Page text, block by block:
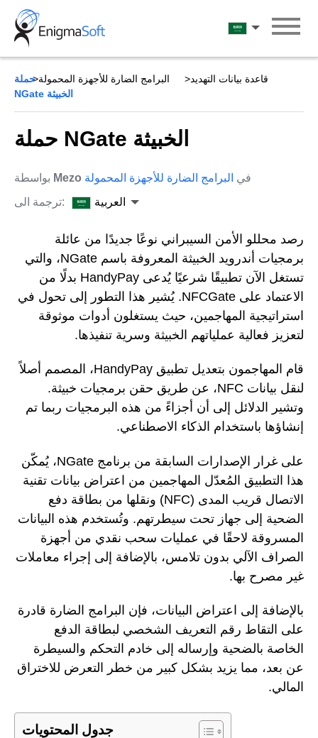
Skip
content
العربية
قاعدة بيانات التهديد البرامج الضارة للأجهزة المحمولة حملة
NGate الخبيثة
حملة NGate الخبيثة
Mezo في البرامج الضارة للأجهزة المحمولة
ترجمة الى:
العربية
رصد محللو الأمن السيبراني نوعًا جديدًا من عائلة
برمجيات أندرويد الخبيثة المعروفة باسم NGate، والتي
تستغل الآن تطبيقًا شرعيًا يُدعى HandyPay بدلًا من
الاعتماد على NFCGate. يُشير هذا التطور إلى تحول في
استراتيجية المهاجمين، حيث يستغلون أدوات موثوقة
لتعزيز فعالية عملياتهم الخبيثة وسرية تنفيذها.
قام المهاجمون بتعديل تطبيق HandyPay، المصمم أصلاً
لنقل بيانات NFC، عن طريق حقن برمجيات خبيثة.
وتشير الدلائل إلى أن أجزاءً من هذه البرمجيات ربما تم
إنشاؤها باستخدام الذكاء الاصطناعي.
على غرار الإصدارات السابقة من برنامج NGate، يُمكّن
هذا التطبيق المُعدّل المهاجمين من اعتراض بيانات تقنية
الاتصال قريب المدى (NFC) ونقلها من بطاقة دفع
الضحية إلى جهاز تحت سيطرتهم. وتُستخدم هذه البيانات
المسروقة لاحقًا في عمليات سحب نقدي من أجهزة
الصراف الآلي بدون تلامس، بالإضافة إلى إجراء معاملات
غير مصرح بها.
بالإضافة إلى اعتراض البيانات، فإن البرامج الضارة قادرة
على التقاط رقم التعريف الشخصي لبطاقة الدفع
الخاصة بالضحية وإرساله إلى خادم التحكم والسيطرة
عن بعد، مما يزيد بشكل كبير من خطر التعرض للاختراق
المالي.
جدول المحتويات